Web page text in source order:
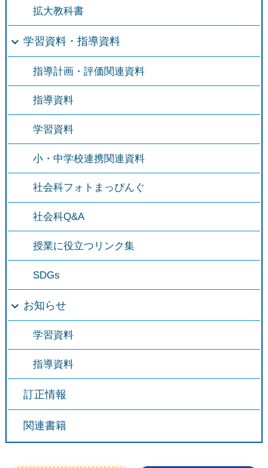
拡大教科書
学習資料・指導資料
指導計画・評価関連資料
指導資料
学習資料
小・中学校連携関連資料
社会科フォトまっぴんぐ
社会科Q&A
授業に役立つリンク集
SDGs
お知らせ
学習資料
指導資料
訂正情報
関連書籍